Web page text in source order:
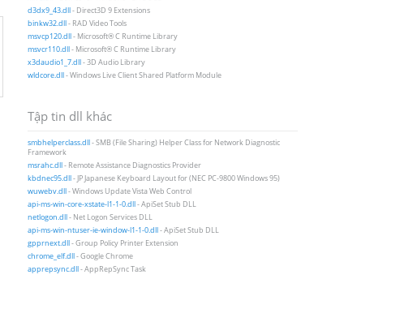
d3dx9_43.dll- Direct3D 9 Extensions
binkw32.dll- RAD Video Tools
msvcp120.dll- Microsoft® C Runtime Library
msvcr110.dll- Microsoft® C Runtime Library
x3daudio1_7.dll- 3D Audio Library
wldcore.dll- Windows Live Client Shared Platform Module
Tập tin dll khác
smbhelperclass.dll- SMB (File Sharing) Helper Class for Network Diagnostic
Framework
msrahc.dll- Remote Assistance Diagnostics Provider
kbdnec95.dll- JP Japanese Keyboard Layout for (NEC PC-9800 Windows 95)
wuwebv.dll- Windows Update Vista Web Control
api-ms-win-core-xstate-l1-1-0.dll- ApiSet Stub DLL
netlogon.dll- Net Logon Services DLL
api-ms-win-ntuser-ie-window-l1-1-0.dll- ApiSet Stub DLL
gpprnext.dll- Group Policy Printer Extension
chrome_elf.dll- Google Chrome
apprepsync.dll- AppRepSync Task